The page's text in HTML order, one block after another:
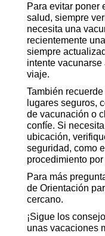
Para evitar poner
salud, siempre
necesita una
recientemente
siempre
intente vacunarse
viaje.
También
lugares seguros,
de vacunación o
confíe. Si
ubicación,
seguridad, como
procedimiento
Para más
de Orientación
cercano.
¡Sigue los
unas vacaciones